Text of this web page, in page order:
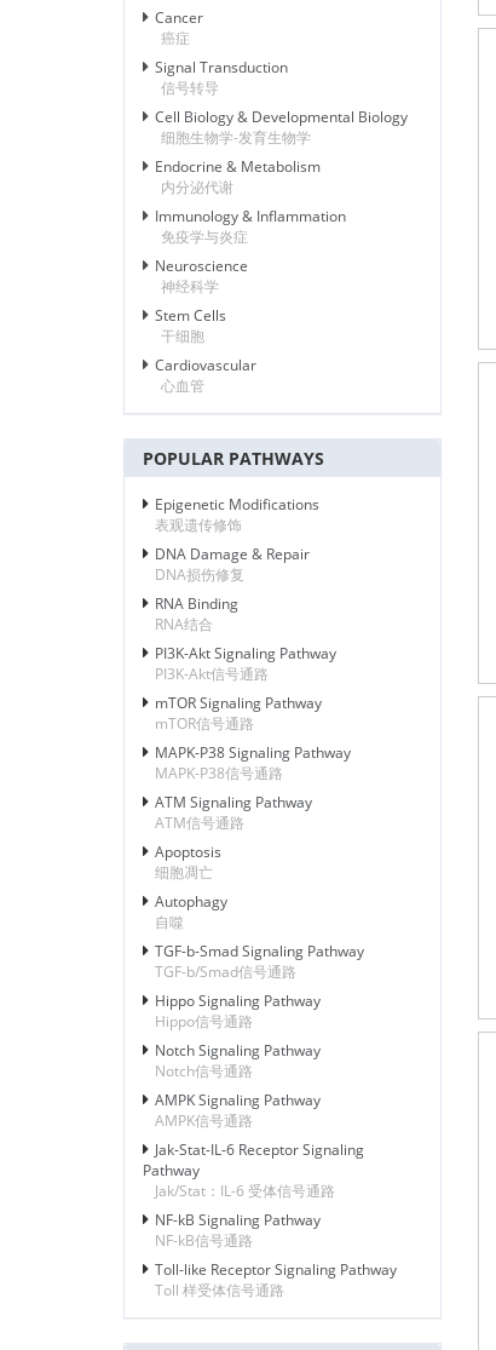
Cancer
癌症
Signal Transduction
信号转导
Cell Biology & Developmental Biology
细胞生物学-发育生物学
Endocrine & Metabolism
内分泌代谢
Immunology & Inflammation
免疫学与炎症
Neuroscience
神经科学
Stem Cells
干细胞
Cardiovascular
心血管
POPULAR PATHWAYS
Epigenetic Modifications
表观遗传修饰
DNA Damage & Repair
DNA损伤修复
RNA Binding
RNA结合
PI3K-Akt Signaling Pathway
PI3K-Akt信号通路
mTOR Signaling Pathway
mTOR信号通路
MAPK-P38 Signaling Pathway
MAPK-P38信号通路
ATM Signaling Pathway
ATM信号通路
Apoptosis
细胞凋亡
Autophagy
自噬
TGF-b-Smad Signaling Pathway
TGF-b/Smad信号通路
Hippo Signaling Pathway
Hippo信号通路
Notch Signaling Pathway
Notch信号通路
AMPK Signaling Pathway
AMPK信号通路
Jak-Stat-IL-6 Receptor Signaling
Pathway
Jak/Stat：IL-6 受体信号通路
NF-kB Signaling Pathway
NF-kB信号通路
Toll-like Receptor Signaling Pathway
Toll 样受体信号通路